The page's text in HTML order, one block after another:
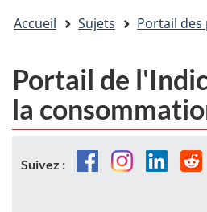
Accueil Sujets Portail des
Portail de
la
Suivez : FacebookInstagram